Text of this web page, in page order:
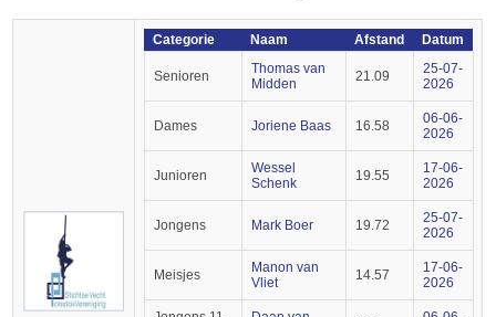
Categorie Naam Afstand Datum
Senioren
Thomas van
Midden
21.09
25-07-
2026
Dames Joriene Baas 16.58
06-06-
2026
Junioren
Wessel
Schenk
19.55
17-06-
2026
Jongens Mark Boer 19.72
25-07-
2026
Meisjes
Manon van
Vliet
14.57
17-06-
2026